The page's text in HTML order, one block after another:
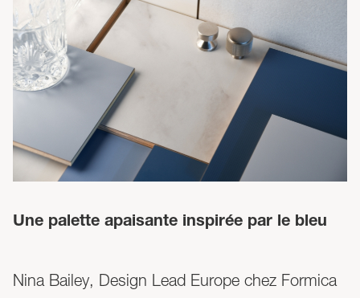
Une palette apaisante inspirée par le bleu
Nina Bailey, Design Lead Europe chez Formica